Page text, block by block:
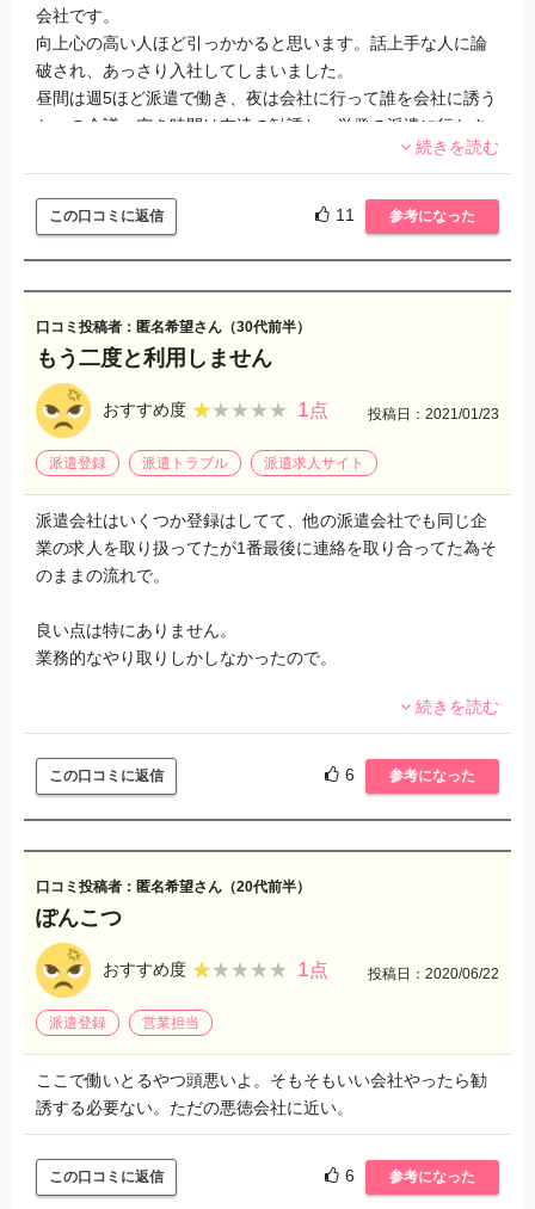
した。
④おススメしたい、したくない
ここの派遣会社は絶対にやめたほうがいいです。
会社です。
向上心の高い人ほど引っかかると思います。話上手な人に論
破され、あっさり入社してしまいました。
昼間は週5ほど派遣で働き、夜は会社に行って誰を会社に誘う
か…の会議。空き時間は友達の勧誘と、単発の派遣に行かさ
今でも多くの友達を犠牲にしてしまったこと、後悔していま
す。友達がいなくなると、飲み会を開いたり、オフ会に行っ
たり、とにかく人脈作りの日々でした。月に80万の利益を出
したら、16万の給料をもらえると言われました。売り上げで
はなく、利益ですよ！月80万の利益に達するまで無給と言わ
れ、辞めました。
3年は務めてたと思うので、その会社では長い方だと思いま
す。グッドスタッフの人に勧誘された人が、この掲示板にた
どり着きますように。
続きを読む
この口コミに返信 11 参考になった
口コミ投稿者：匿名希望さん（30代前半）
もう二度と利用しません
おすすめ度 ★★★★★
★★★★★ 1点 投稿日：2021/01/23
派遣登録 派遣トラブル 派遣求人サイト
派遣会社はいくつか登録はしてて、他の派遣会社でも同じ企
業の求人を取り扱ってたが1番最後に連絡を取り合ってた為そ
のままの流れで。
良い点は特にありません。
業務的なやり取りしかしなかったので。
悪い点は営業がとにかく失礼な人で派遣社員を下に見てる。
また仕事が適当で不信感を抱いた。
あと、駐車場は就業場所で用意してくれるから大丈夫と聞い
たのに結局自分で探す羽目に。駐車場代も負担してくれませ
ん。話が違いますよ。
最初に提示されてた時給と比べてもかなり下げられました
し、時給は就業場所の人たちには内密にしてくださいとの
事。
(これは常識なのか？わかりませんが)
初めての面談の時も出張面談可能と書いてあったのにも関わ
らず、何故か電車で1時間掛かるところを待ち合わせ場所にさ
れた。
その営業が近くで別の仕事があったからココだったと言われ
た。合間の時間に呼び出されたということか…都合が良い
な。
かり聞かされて解散。しかも交通費は貰えませんでした。
続きを読む
この口コミに返信 6 参考になった
口コミ投稿者：匿名希望さん（20代前半）
ぽんこつ
おすすめ度 ★★★★★
★★★★★ 1点 投稿日：2020/06/22
派遣登録 営業担当
ここで働いとるやつ頭悪いよ。そもそもいい会社やったら勧
誘する必要ない。ただの悪徳会社に近い。
この口コミに返信 6 参考になった